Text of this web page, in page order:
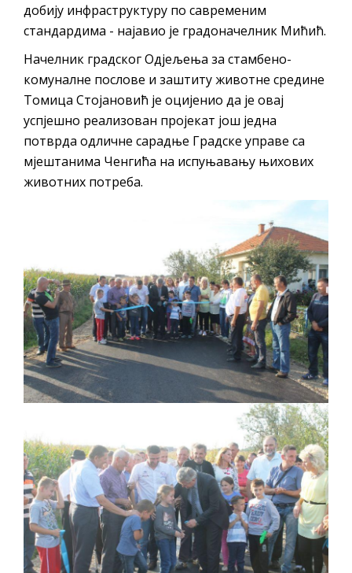
добију инфраструктуру по савременим
стандардима - најавио је градоначелник Мићић.
Начелник градског Одјељења за стамбено-
комуналне послове и заштиту животне средине
Томица Стојановић је оцијенио да је овај
успјешно реализован пројекат још једна
потврда одличне сарадње Градске управе са
мјештанима Ченгића на испуњавању њихових
животних потреба.